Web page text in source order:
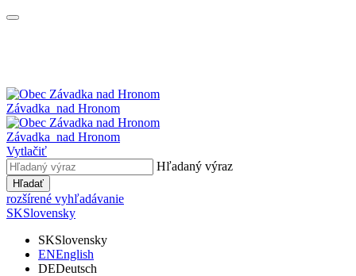
Závadka nad Hronom
Závadka nad Hronom
Vytlačiť
Hľadaný výraz
Hľadať
rozšírené vyhľadávanie
SKSlovensky
SKSlovensky
ENEnglish
DEDeutsch